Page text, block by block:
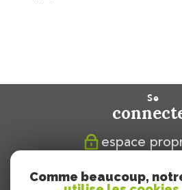
se
espace
nous
Comme beaucoup,